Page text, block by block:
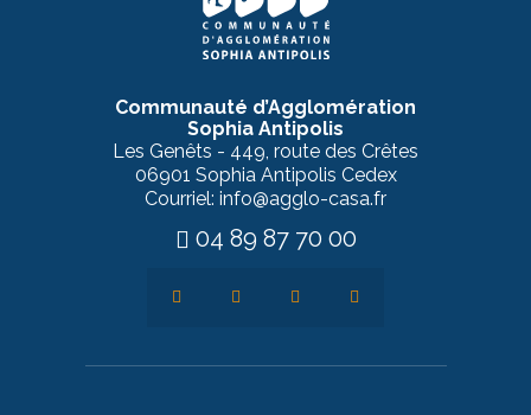
Communauté d’Agglomération
Sophia Antipolis
Les Genêts - 449, route des Crêtes
06901 Sophia Antipolis Cedex
Courriel: info@agglo-casa.fr
04 89 87 70 00